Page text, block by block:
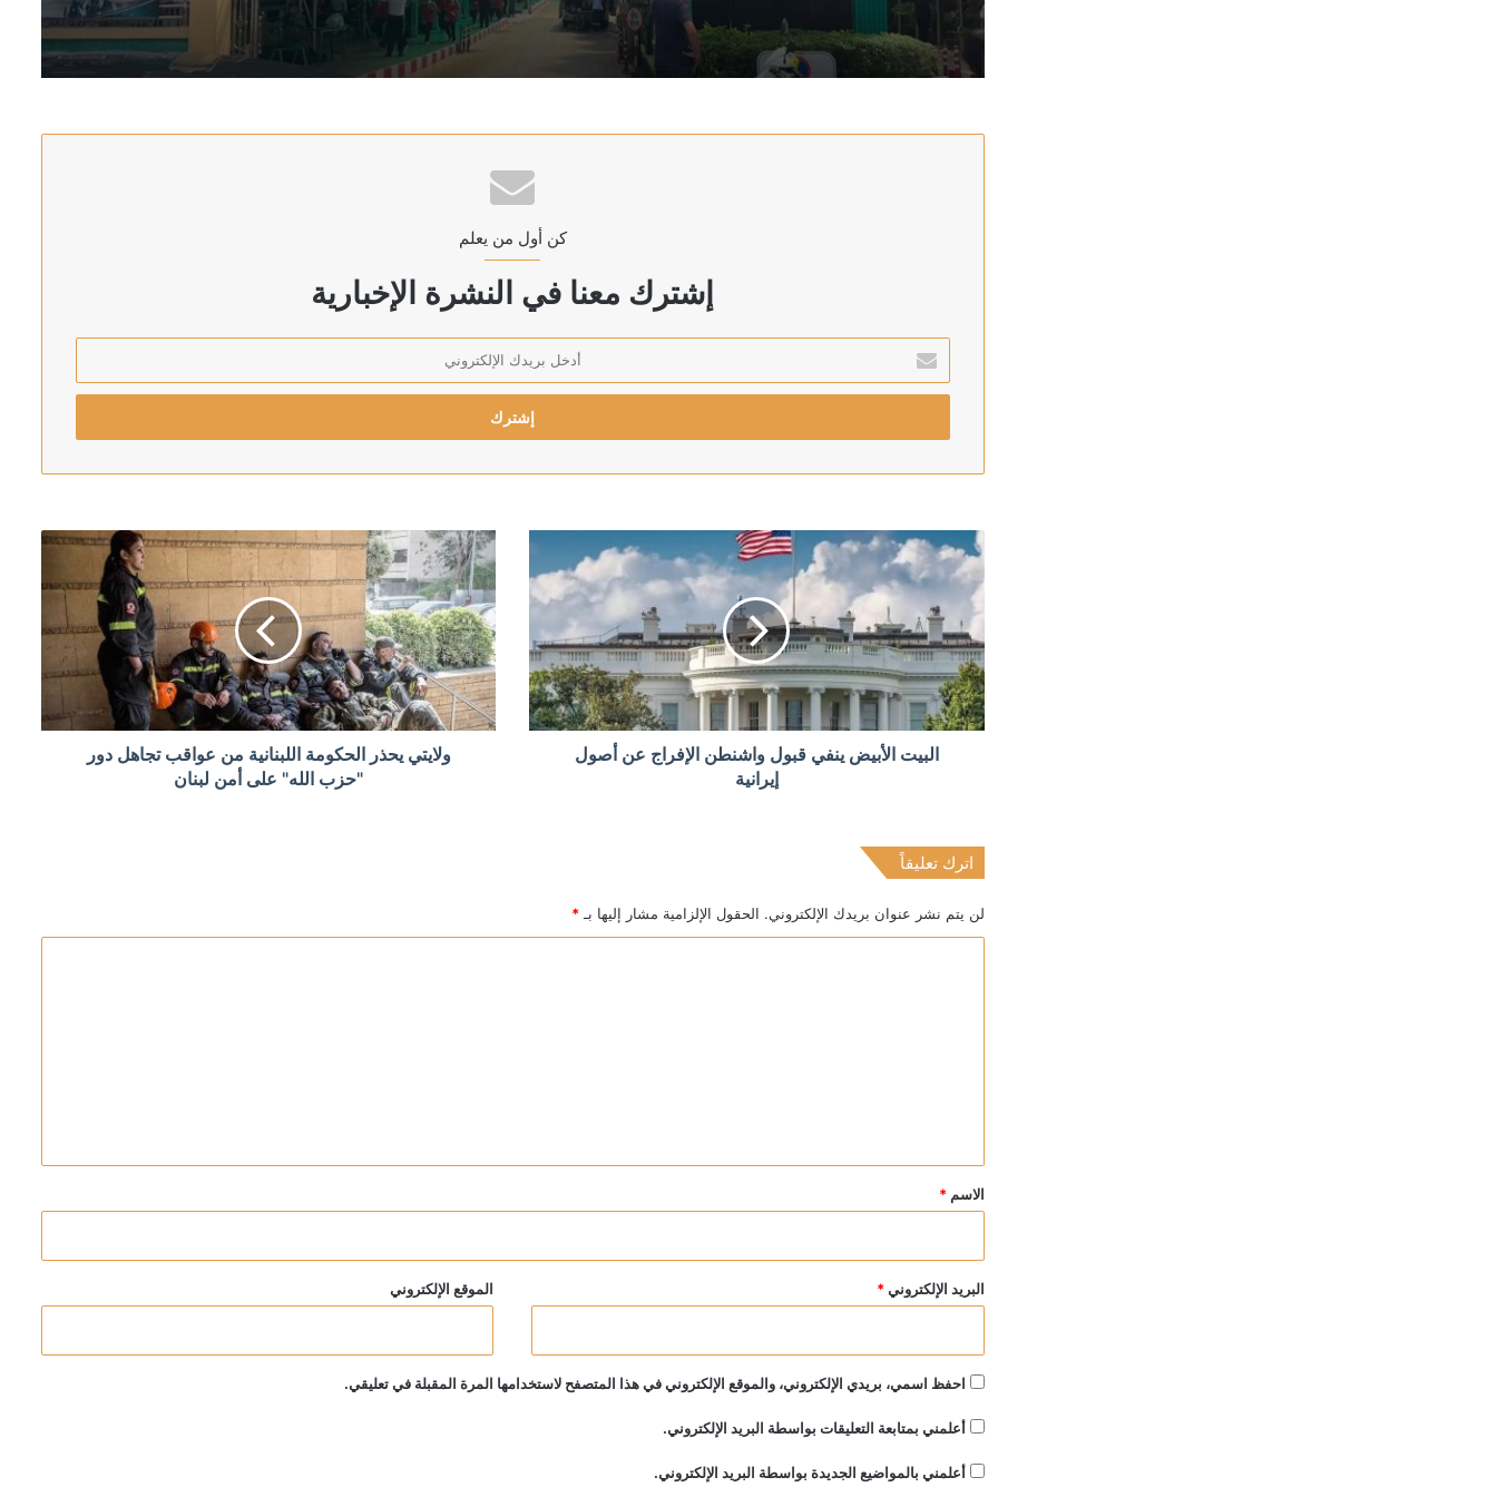
منذ ساعتين
إصابة عسكري لبناني باستهداف إسرائيلي لبلدة المنصوري جنوب لبنان
الشرطة التايلاندية: مطلق النار في مدرسة بانكوك قتل أجداده قبل هجومه على زملائه ومعلميه
منذ 3 ساعات
اتهام رجل بإحراق مركز إسلامي في فيلادلفيا بدافع ديني
بيانات: حركة الملاحة في مضيق هرمز تتراجع إلى 33 سفينة خلال أسبوع
منذ 3 ساعات
كن أول من يعلم
إشترك معنا في النشرة الإخبارية
بريدك
الإلكتروني
‏البيت الأبيض ينفي قبول واشنطن الإفراج عن أصول
إيرانية
ولايتي يحذر الحكومة اللبنانية من عواقب تجاهل دور
"حزب الله" على أمن لبنان
اترك تعليقاً
لن يتم نشر عنوان بريدك الإلكتروني. الحقول الإلزامية مشار إليها بـ *
*
الاسم *
البريد الإلكتروني * الموقع الإلكتروني
احفظ اسمي، بريدي الإلكتروني، والموقع الإلكتروني في هذا المتصفح لاستخدامها المرة المقبلة في تعليقي.
أعلمني بمتابعة التعليقات بواسطة البريد الإلكتروني.
أعلمني بالمواضيع الجديدة بواسطة البريد الإلكتروني.